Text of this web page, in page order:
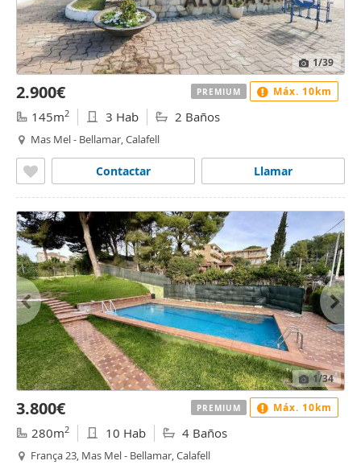
1/39
2.900€
145m2 3 Hab 2 Baños
Mas Mel - Bellamar, Calafell
Llamar
Contactar
PREMIUM Máx. 10km
1/34
3.800€
280m2 10 Hab 4 Baños
França 23, Mas Mel - Bellamar, Calafell
PREMIUM Máx. 10km